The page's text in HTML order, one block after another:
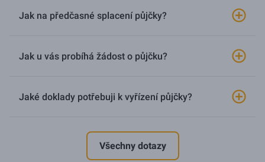
Jak na předčasné splacení půjčky?
Jak u vás probíhá žádost o půjčku?
Jaké doklady potřebuji k vyřízení půjčky?
Všechny dotazy